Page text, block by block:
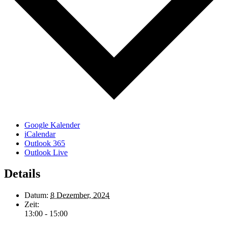
Google Kalender
iCalendar
Outlook 365
Outlook Live
Details
Datum: 8 Dezember, 2024
Zeit:
13:00 - 15:00